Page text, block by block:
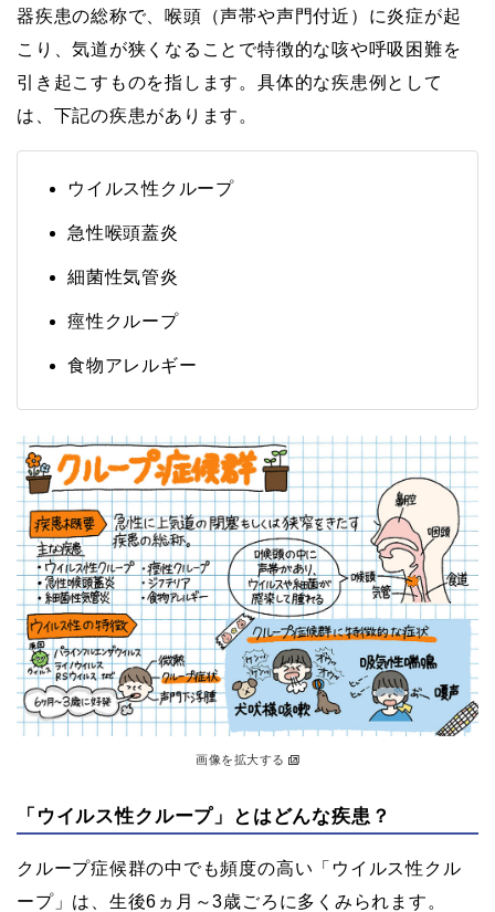
器疾患の総称で、喉頭（声帯や声門付近）に炎症が起
こり、気道が狭くなることで特徴的な咳や呼吸困難を
引き起こすものを指します。具体的な疾患例として
は、下記の疾患があります。
ウイルス性クループ
急性喉頭蓋炎
細菌性気管炎
痙性クループ
食物アレルギー
画像を拡大する
「ウイルス性クループ」とはどんな疾患？
クループ症候群の中でも頻度の高い「ウイルス性クル
ープ」は、生後6ヵ月～3歳ごろに多くみられます。